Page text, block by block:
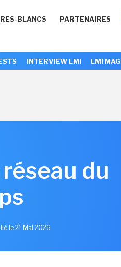
BLANCS PARTENAIRES
INTERVIEW LMI LMI MAG
du
le 21 Mai 2026